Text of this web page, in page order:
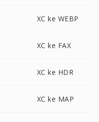
XC ke WEBP
XC ke FAX
XC ke HDR
XC ke MAP